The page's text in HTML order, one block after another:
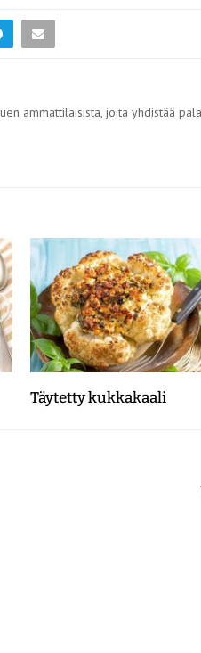
ammattilaisista, joita yhdistää
Täytetty kukkakaali